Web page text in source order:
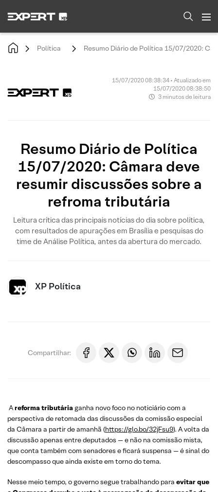
Política Resumo Diário de Política 15/07/2020:
15/07/2020 08:38:34 • Atualizado em
15/07/2020 08:38:50
3 minutos de leitura
Resumo Diário de Política
15/07/2020: Câmara deve
resumir discussões sobre a
refroma tributária
Leitura crítica das principais notícias do dia sobre política,
com resultados de apurações em Brasília e pesquisas do
time de Análise Política, antes da abertura do mercado.
XP Política
Compartilhar:
Areforma tributária ganha novo foco no noticiário com a
perspectiva de retomada das discussões da comissão especial
da Câmara a partir de amanhã (https://glo.bo/32jFsu9). A volta da
discussão apenas entre deputados — e não na comissão mista,
que conta também com senadores e ficará suspensa — é sinal do
descompasso que ainda existe em torno do tema.
Nesse meio tempo, o governo segue trabalhando para evitar que